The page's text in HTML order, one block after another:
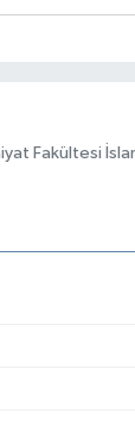
Fakültesi